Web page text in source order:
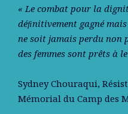
« Le combat pour la
déﬁnitivement gagné
ne soit jamais perdu non
des femmes sont prêts à le
Sydney Chouraqui,
Mémorial du Camp des